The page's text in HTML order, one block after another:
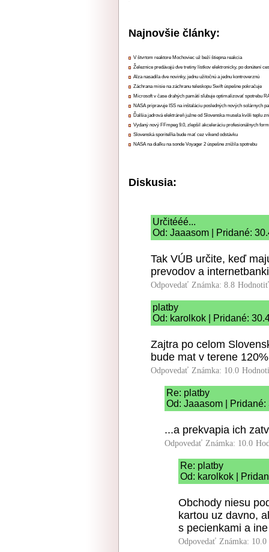
Najnovšie články:
V štvrtom reaktore Mochoviec už beží štiepna reakcia
Železnice predávajú dve tretiny lístkov elektronicky, po donútení
Alza nasadila dve novinky, jednu užitočnú a jednu kontroverznú
Záchrana misie na záchranu teleskopu Swift úspešne pokračuje
Microsoft v čase drahých pamätí sľubuje optimalizovať spotrebu
NASA pripravuje ISS na inštaláciu posledných nových solárnych
Ďalšia jadrová elektráreň južne od Slovenska musela kvôli teplu
Vydaný nový FFmpeg 9.0, zlepšil akceleráciu profesionálnych
Slovenská sporiteľňa bude mať cez víkend odstávku
NASA na diaľku na sonde Voyager 2 úspešne znížila spotrebu
Diskusia:
Určitééé...
Od: Jaaasom | Pridané:
Tak VÚB určite, keď
prevodov a
Odpovedať Známka: 8.8
platby
Od: karolkok | Pridané:
Zajtra po celom
bude mat v terene
Odpovedať Známka: 10.0
Re: platby
Od: Jaaasom |
...a prekvapia ich
Odpovedať Známka: 10.0
Re: platby
Od: karolkok |
Obchody niesu
kartou uz davno,
s pecienkami a
Odpovedať Známka: 10.0